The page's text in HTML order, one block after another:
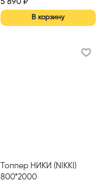
5 890₽
В корзину
Топпер НИКИ (NIKKI)
800*2000